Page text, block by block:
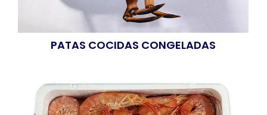
PATAS COCIDAS CONGELADAS